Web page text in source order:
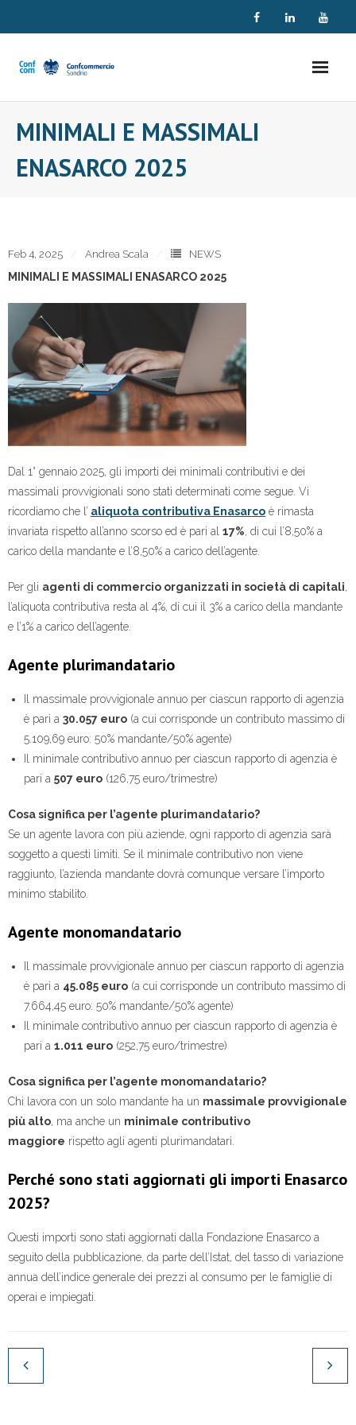
MINIMALI E MASSIMALI
ENASARCO 2025
Feb 4, 2025 Andrea Scala NEWS
MINIMALI E MASSIMALI ENASARCO 2025
Dal 1° gennaio 2025, gli importi dei minimali contributivi e dei
massimali provvigionali sono stati determinati come segue. Vi
ricordiamo che l’ aliquota contributiva Enasarco è rimasta
invariata rispetto all’anno scorso ed è pari al 17% , di cui l’8,50% a
carico della mandante e l’8,50% a carico dell’agente.
Per gli agenti di commercio organizzati in società di capitali
l’aliquota contributiva resta al 4%, di cui il 3% a carico della mandante
e l’1% a carico dell’agente.
Agente plurimandatario
Il massimale provvigionale annuo per ciascun rapporto di agenzia
è pari a 30.057 euro (a cui corrisponde un contributo massimo di
5.109,69 euro: 50% mandante/50% agente)
Il minimale contributivo annuo per ciascun rapporto di agenzia è
pari a 507 euro (126,75 euro/trimestre)
Cosa significa per l’agente plurimandatario?
Se un agente lavora con più aziende, ogni rapporto di agenzia sarà
soggetto a questi limiti. Se il minimale contributivo non viene
raggiunto, l’azienda mandante dovrà comunque versare l’importo
minimo stabilito.
Agente monomandatario
Il massimale provvigionale annuo per ciascun rapporto di agenzia
è pari a 45.085 euro (a cui corrisponde un contributo massimo di
7.664,45 euro: 50% mandante/50% agente)
Il minimale contributivo annuo per ciascun rapporto di agenzia è
pari a 1.011 euro (252,75 euro/trimestre)
Cosa significa per l’agente monomandatario?
Chi lavora con un solo mandante ha un massimale provvigionale
più alto , ma anche un minimale contributivo
maggiore rispetto agli agenti plurimandatari.
Perché sono stati aggiornati gli importi Enasarco
2025?
Questi importi sono stati aggiornati dalla Fondazione Enasarco a
seguito della pubblicazione, da parte dell’Istat, del tasso di variazione
annua dell’indice generale dei prezzi al consumo per le famiglie di
operai e impiegati.